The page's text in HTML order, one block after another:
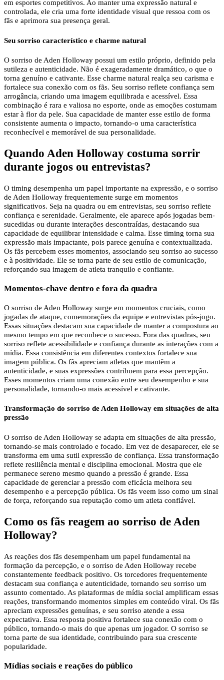
em esportes competitivos. Ao manter uma expressão natural e
controlada, ele cria uma forte identidade visual que ressoa com os
fãs e aprimora sua presença geral.
Seu sorriso característico e charme natural
O sorriso de Aden Holloway possui um estilo próprio, definido pela
sutileza e autenticidade. Não é exageradamente dramático, o que o
torna genuíno e cativante. Esse charme natural realça seu carisma e
fortalece sua conexão com os fãs. Seu sorriso reflete confiança sem
arrogância, criando uma imagem equilibrada e acessível. Essa
combinação é rara e valiosa no esporte, onde as emoções costumam
estar à flor da pele. Sua capacidade de manter esse estilo de forma
consistente aumenta o impacto, tornando-o uma característica
reconhecível e memorável de sua personalidade.
Quando Aden Holloway costuma sorrir
durante jogos ou entrevistas?
O timing desempenha um papel importante na expressão, e o sorriso
de Aden Holloway frequentemente surge em momentos
significativos. Seja na quadra ou em entrevistas, seu sorriso reflete
confiança e serenidade. Geralmente, ele aparece após jogadas bem-
sucedidas ou durante interações descontraídas, destacando sua
capacidade de equilibrar intensidade e calma. Esse timing torna sua
expressão mais impactante, pois parece genuína e contextualizada.
Os fãs percebem esses momentos, associando seu sorriso ao sucesso
e à positividade. Ele se torna parte de seu estilo de comunicação,
reforçando sua imagem de atleta tranquilo e confiante.
Momentos-chave dentro e fora da quadra
O sorriso de Aden Holloway surge em momentos cruciais, como
jogadas de ataque, comemorações da equipe e entrevistas pós-jogo.
Essas situações destacam sua capacidade de manter a compostura ao
mesmo tempo em que reconhece o sucesso. Fora das quadras, seu
sorriso reflete acessibilidade e confiança durante as interações com a
mídia. Essa consistência em diferentes contextos fortalece sua
imagem pública. Os fãs apreciam atletas que mantêm a
autenticidade, e suas expressões contribuem para essa percepção.
Esses momentos criam uma conexão entre seu desempenho e sua
personalidade, tornando-o mais acessível e cativante.
Transformação do sorriso de Aden Holloway em situações de alta
pressão
O sorriso de Aden Holloway se adapta em situações de alta pressão,
tornando-se mais controlado e focado. Em vez de desaparecer, ele se
transforma em uma sutil expressão de confiança. Essa transformação
reflete resiliência mental e disciplina emocional. Mostra que ele
permanece sereno mesmo quando a pressão é grande. Essa
capacidade de gerenciar a pressão com eficácia melhora seu
desempenho e a percepção pública. Os fãs veem isso como um sinal
de força, reforçando sua reputação como um atleta confiável.
Como os fãs reagem ao sorriso de Aden
Holloway?
As reações dos fãs desempenham um papel fundamental na
formação da percepção, e o sorriso de Aden Holloway recebe
constantemente feedback positivo. Os torcedores frequentemente
destacam sua confiança e autenticidade, tornando seu sorriso um
assunto comentado. As plataformas de mídia social amplificam essas
reações, transformando momentos simples em conteúdo viral. Os fãs
apreciam expressões genuínas, e seu sorriso atende a essa
expectativa. Essa resposta positiva fortalece sua conexão com o
público, tornando-o mais do que apenas um jogador. O sorriso se
torna parte de sua identidade, contribuindo para sua crescente
popularidade.
Mídias sociais e reações do público